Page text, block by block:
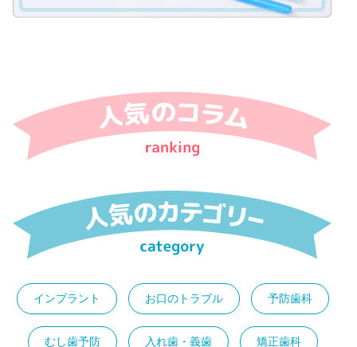
インプラント お口のトラブル 予防歯科
むし歯予防 入れ歯・義歯 矯正歯科